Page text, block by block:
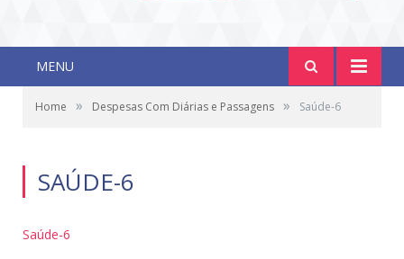
MENU
Home » Despesas Com Diárias e Passagens » Saúde-6
SAÚDE-6
Saúde-6